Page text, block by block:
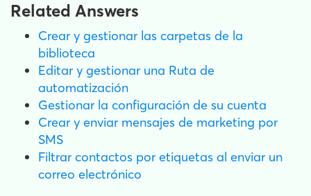
Related Answers
Crear y gestionar las carpetas de la
biblioteca
Editar y gestionar una Ruta de
automatización
Gestionar la configuración de su cuenta
Crear y enviar mensajes de marketing por
SMS
Filtrar contactos por etiquetas al enviar un
correo electrónico